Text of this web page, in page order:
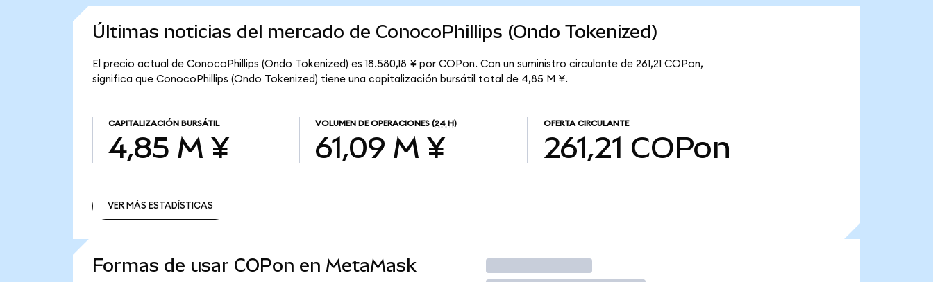
Últimas noticias del mercado de ConocoPhillips (Ondo Tokenized)
El precio actual de ConocoPhillips (Ondo Tokenized) es 18.580,18 ¥ por COPon. Con un suministro circulante de 261,21 COPon,
significa que ConocoPhillips (Ondo Tokenized) tiene una capitalización bursátil total de 4,85 M ¥.
CAPITALIZACIÓN BURSÁTIL
4,85 M ¥
VOLUMEN DE OPERACIONES (24 H)
61,09 M ¥
OFERTA CIRCULANTE
261,21 COPon
VER MÁS ESTADÍSTICAS
Formas de usar COPon en MetaMask Operar